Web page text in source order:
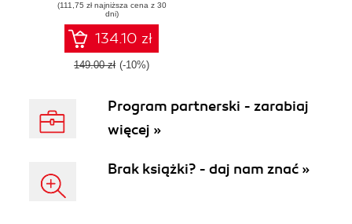
analyze your data
using Python
Polars 1.x
(111,75 zł najniższa cena z 30
dni)
134.10 zł
149.00 zł (-10%)
Program partnerski - zarabiaj
więcej »
Brak książki? - daj nam znać »